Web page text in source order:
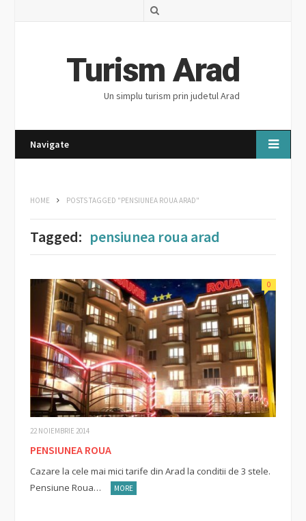
c
Turism Arad
Un simplu turism prin judetul Arad
Navigate
HOME POSTS TAGGED "PENSIUNEA ROUA ARAD"
Tagged: pensiunea roua arad
22 NOIEMBRIE 2014
0
PENSIUNEA ROUA
Cazare la cele mai mici tarife din Arad la conditii de 3 stele.
Pensiune Roua…
MORE